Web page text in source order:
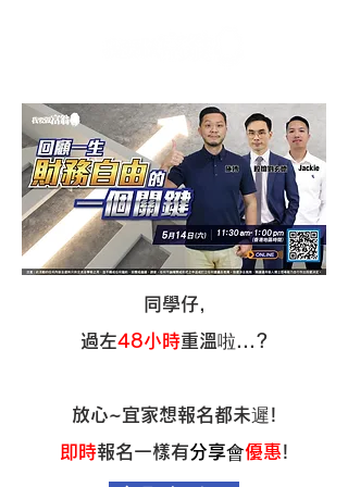
同學仔,
過左48小時重溫啦...?
放心~宜家想報名都未遲!
即時報名一樣有分享會優惠!